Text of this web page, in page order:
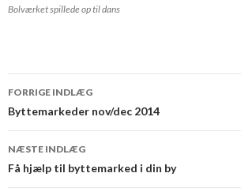
Bolværket spillede op til dans
Indlæg
navigation
FORRIGE INDLÆG
Byttemarkeder nov/dec 2014
NÆSTE INDLÆG
Få hjælp til byttemarked i din by